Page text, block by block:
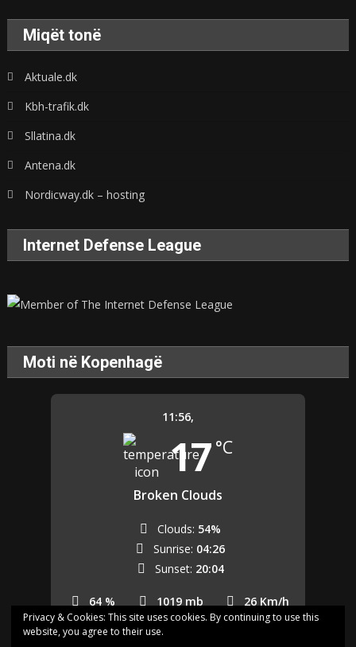
Miqët tonë
Aktuale.dk
Kbh-trafik.dk
Sllatina.dk
Antena.dk
Nordicway.dk – hosting
Internet Defense League
Moti në Kopenhagë
11:56,
17 °C
Broken Clouds
64 % 1019 mb 26 Km/h
Clouds: 54%
Sunrise: 04:26
Sunset: 20:04
Last updated: 11:55
Privacy & Cookies: This site uses cookies. By continuing to use this
website, you agree to their use.